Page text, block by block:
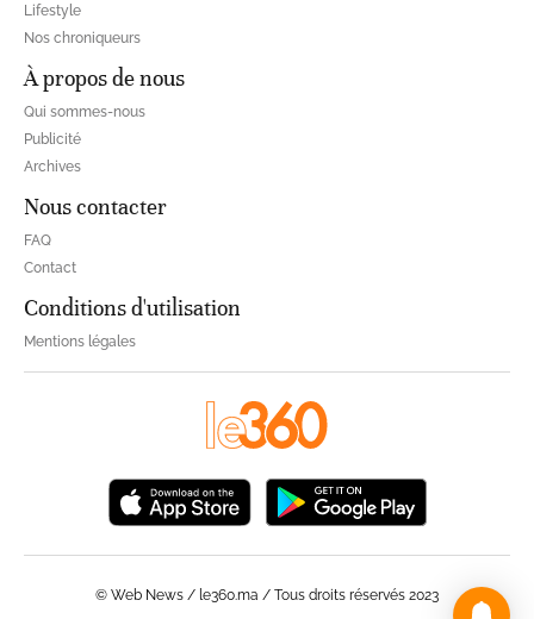
Lifestyle
Nos chroniqueurs
À propos de nous
Qui sommes-nous
Publicité
Archives
Nous contacter
FAQ
Contact
Conditions d'utilisation
Mentions légales
© Web News / le360.ma / Tous droits réservés 2023